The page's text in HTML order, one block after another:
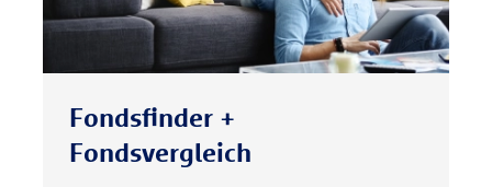
Fondsfinder +
Fondsvergleich